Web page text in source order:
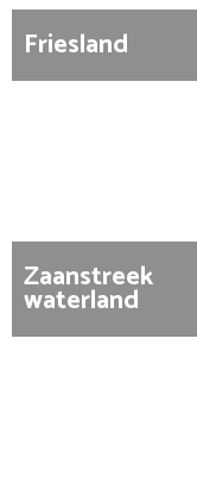
Friesland
Zaanstreek
waterland